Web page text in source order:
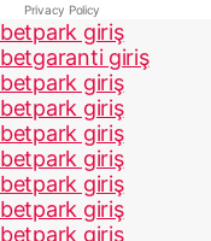
Privacy Policy
betpark giriş
betgaranti giriş
betpark giriş
betpark giriş
betpark giriş
betpark giriş
betpark giriş
betpark giriş
betpark giriş